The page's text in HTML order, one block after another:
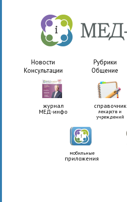
Новости Рубрики
Консультации
Общение
журнал
МЕД-инфо
справочник
лекарств и
учреждений
мобильные
приложения